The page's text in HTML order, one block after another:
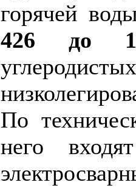
горячей
426 до
По
него